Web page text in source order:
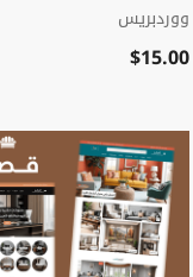
ووردبريس
$15.00